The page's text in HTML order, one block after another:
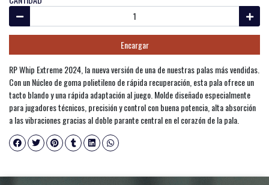
Encargar
RP Whip Extreme 2024, la nueva versión de una de nuestras palas más vendidas.
Con un Núcleo de goma polietileno de rápida recuperación, esta pala ofrece un
tacto blando y una rápida adaptación al juego. Molde diseñado especialmente
para jugadores técnicos, precisión y control con buena potencia, alta absorción
a las vibraciones gracias al doble parante central en el corazón de la pala.